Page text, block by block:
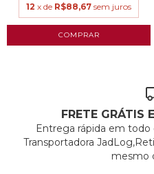
12 x de R$88,67 sem juros
FRETE GRÁTIS
Entrega rápida em todo
Transportadora
mesmo